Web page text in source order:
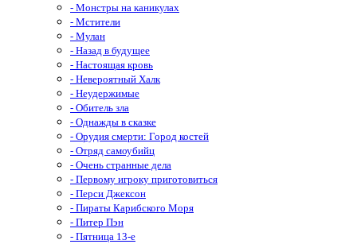
- Монстры на каникулах
- Мстители
- Мулан
- Назад в будущее
- Настоящая кровь
- Невероятный Халк
- Неудержимые
- Обитель зла
- Однажды в сказке
- Орудия смерти: Город костей
- Отряд самоубийц
- Очень странные дела
- Первому игроку приготовиться
- Перси Джексон
- Пираты Карибского Моря
- Питер Пэн
- Пятница 13-е